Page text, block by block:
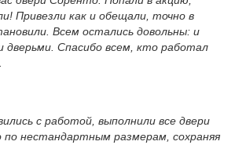
Привезли как и обещали, точно в
Всем остались довольны: и
дверьми. Спасибо всем, кто работал
с работой, выполнили все двери
нестандартным размерам, сохраняя